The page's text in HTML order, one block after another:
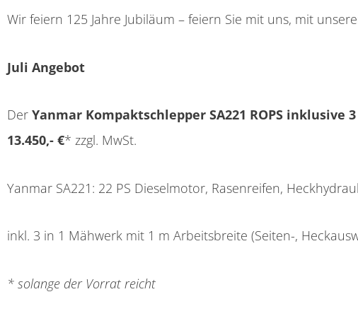
Wir feiern 125 Jahre Jubiläum – feiern Sie mit uns, mit
Juli Angebot
Der Yanmar Kompaktschlepper SA221 ROPS inklusive
13.450,- €* zzgl. MwSt.
Yanmar SA221: 22 PS Dieselmotor, Rasenreifen,
inkl. 3 in 1 Mähwerk mit 1 m Arbeitsbreite (Seiten-,
* solange der Vorrat reicht